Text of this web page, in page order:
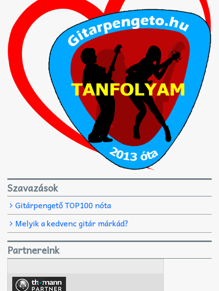
Szavazások
Gitárpengető TOP100 nóta
Melyik a kedvenc gitár márkád?
Partnereink